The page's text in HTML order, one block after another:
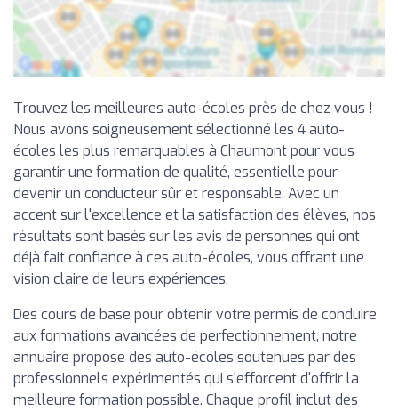
Trouvez les meilleures auto-écoles près de chez vous !
Nous avons soigneusement sélectionné les 4 auto-
écoles les plus remarquables à Chaumont pour vous
garantir une formation de qualité, essentielle pour
devenir un conducteur sûr et responsable. Avec un
accent sur l'excellence et la satisfaction des élèves, nos
résultats sont basés sur les avis de personnes qui ont
déjà fait confiance à ces auto-écoles, vous offrant une
vision claire de leurs expériences.
Des cours de base pour obtenir votre permis de conduire
aux formations avancées de perfectionnement, notre
annuaire propose des auto-écoles soutenues par des
professionnels expérimentés qui s'efforcent d'offrir la
meilleure formation possible. Chaque profil inclut des